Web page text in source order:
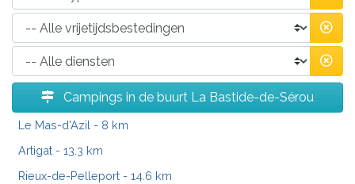
Campings in de buurt La Bastide-de-Sérou
Le Mas-d'Azil - 8 km
Artigat- 13.3 km
Rieux-de-Pelleport- 14.6 km